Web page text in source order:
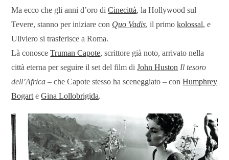
Ma ecco che gli anni d’oro diCinecittà, la Hollywood sul
Tevere, stanno per iniziare con Quo Vadis, il primokolossal, e
Uliviero si trasferisce a Roma.
Là conosceTruman Capote, scrittore già noto, arrivato nella
città eterna per seguire il set del film diJohn Huston Il tesoro
dell’Africa – che Capote stesso ha sceneggiato – conHumphrey
Bogart eGina Lollobrigida.